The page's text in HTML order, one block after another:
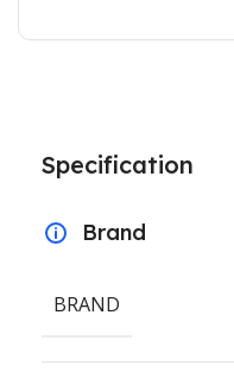
Specification
Brand
BRAND